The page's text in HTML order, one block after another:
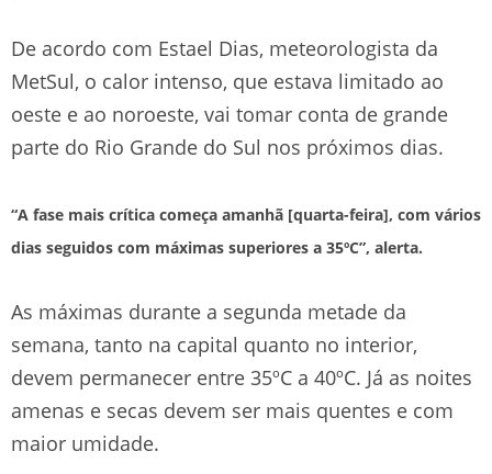
De acordo com Estael Dias, meteorologista da
MetSul, o calor intenso, que estava limitado ao
oeste e ao noroeste, vai tomar conta de grande
parte do Rio Grande do Sul nos próximos dias.
“A fase mais crítica começa amanhã [quarta-feira], com vários
dias seguidos com máximas superiores a 35ºC”, alerta.
As máximas durante a segunda metade da
semana, tanto na capital quanto no interior,
devem permanecer entre 35ºC a 40ºC. Já as noites
amenas e secas devem ser mais quentes e com
maior umidade.